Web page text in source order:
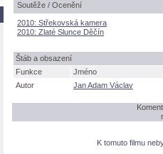
Soutěže / Ocenění
2010: Střekovská kamera
2010: Zlaté Slunce Děčín
táb a obsazení
Funkce
Jméno
Autor
Jan Adam Václav
K tomuto filmu